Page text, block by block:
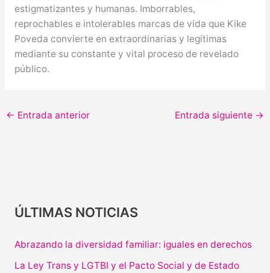
estigmatizantes y humanas. Imborrables,
reprochables e intolerables marcas de vida que Kike
Poveda convierte en extraordinarias y legítimas
mediante su constante y vital proceso de revelado
público.
← Entrada anterior Entrada siguiente →
ÚLTIMAS NOTICIAS
Abrazando la diversidad familiar: iguales en derechos
La Ley Trans y LGTBI y el Pacto Social y de Estado